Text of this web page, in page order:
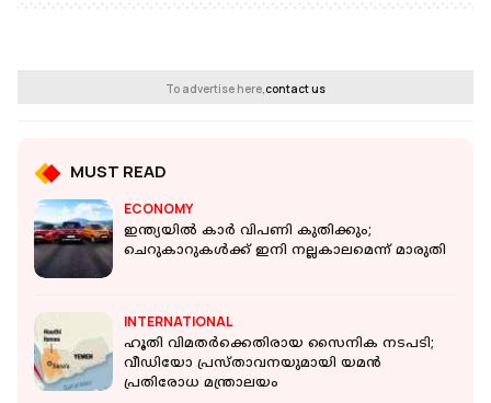
To advertise here,contact us
MUST READ
ECONOMY
ഇന്ത്യയിൽ കാർ വിപണി കുതിക്കും;
ചെറുകാറുകൾക്ക് ഇനി നല്ലകാലമെന്ന് മാരുതി
INTERNATIONAL
ഹൂതി വിമതർക്കെതിരായ സൈനിക നടപടി;
വീഡിയോ പ്രസ്താവനയുമായി യമൻ
പ്രതിരോധ മന്ത്രാലയം